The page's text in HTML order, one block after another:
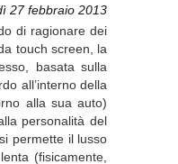
27 febbraio 2013
di ragionare dei
touch screen, la
basata sulla
all’interno della
alla sua auto)
personalità del
permette il lusso
(fisicamente,